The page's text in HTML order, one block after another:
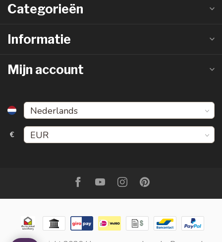
Categorieën
Informatie
Mijn account
€